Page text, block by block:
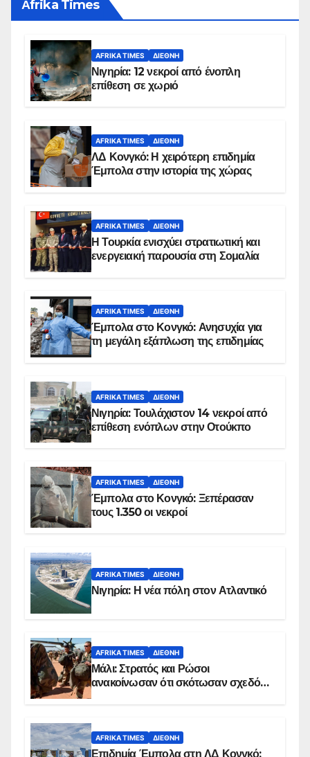
Αfrika Times
AFRIKA TIMES ΔΙΕΘΝΉ
Νιγηρία: 12 νεκροί από ένοπλη
επίθεση σε χωριό
AFRIKA TIMES ΔΙΕΘΝΉ
ΛΔ Κονγκό: Η χειρότερη επιδημία
Έμπολα στην ιστορία της χώρας
AFRIKA TIMES ΔΙΕΘΝΉ
Η Τουρκία ενισχύει στρατιωτική και
ενεργειακή παρουσία στη Σομαλία
AFRIKA TIMES ΔΙΕΘΝΉ
Έμπολα στο Κονγκό: Ανησυχία για
τη μεγάλη εξάπλωση της επιδημίας
AFRIKA TIMES ΔΙΕΘΝΉ
Νιγηρία: Τουλάχιστον 14 νεκροί από
επίθεση ενόπλων στην Οτούκπο
AFRIKA TIMES ΔΙΕΘΝΉ
Έμπολα στο Κονγκό: Ξεπέρασαν
τους 1.350 οι νεκροί
AFRIKA TIMES ΔΙΕΘΝΉ
Νιγηρία: Η νέα πόλη στον Ατλαντικό
AFRIKA TIMES ΔΙΕΘΝΉ
Μάλι: Στρατός και Ρώσοι
ανακοίνωσαν ότι σκότωσαν σχεδόν
AFRIKA TIMES ΔΙΕΘΝΉ
Επιδημία Έμπολα στη ΛΔ Κονγκό: